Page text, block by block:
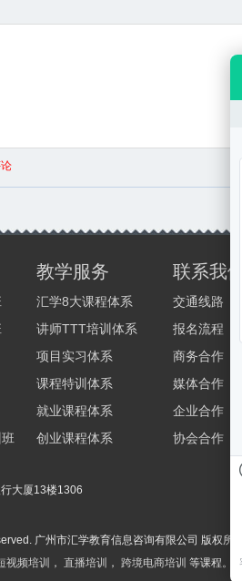
教学服务
汇学8大课程体系
讲师TTT培训体系
项目实习体系
课程特训体系
就业课程体系
创业课程体系
联系我们
交通线路
报名流程
商务合作
媒体合作
企业合作
协会合作
大厦13楼1306
广州市汇学教育信息咨询有限公司 版权所有
视频培训 ， 直播培训 ， 跨境电商培训 等课程。